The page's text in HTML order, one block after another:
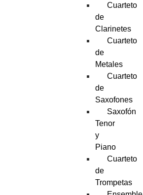
Cuarteto
de
Clarinetes
Cuarteto
de
Metales
Cuarteto
de
Saxofones
Saxofón
Tenor
y
Piano
Cuarteto
de
Trompetas